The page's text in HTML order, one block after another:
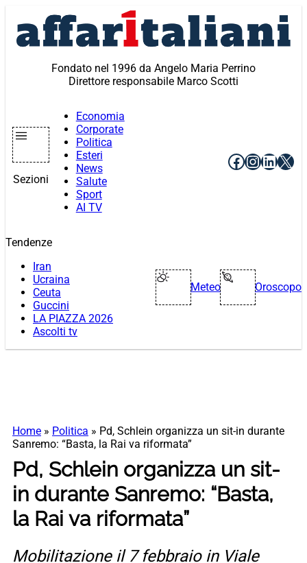
contenuto
Fondato nel 1996 da Angelo Maria Perrino
Direttore responsabile Marco Scotti
Sezioni
Economia
Corporate
Politica
Esteri
News
Salute
Sport
AI TV
Facebook
X
Tendenze
Iran
Ucraina
Ceuta
Guccini
LA PIAZZA 2026
Ascolti tv
Meteo Oroscopo
Home » Politica » Pd, Schlein organizza un sit-in durante
Sanremo: “Basta, la Rai va riformata”
Pd, Schlein organizza un sit-
in durante Sanremo: “Basta,
la Rai va riformata”
Mobilitazione il 7 febbraio in Viale